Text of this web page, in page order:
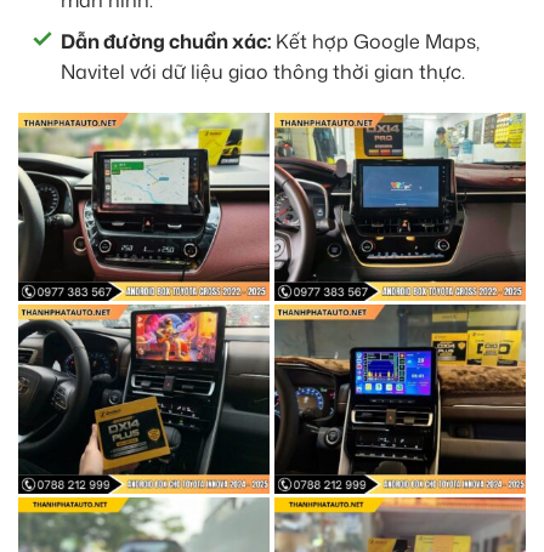
Dẫn đường chuẩn xác: Kết hợp Google Maps,
Navitel với dữ liệu giao thông thời gian thực.